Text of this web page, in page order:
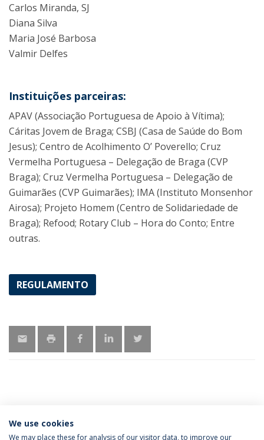
Carlos Miranda, SJ
Diana Silva
Maria José Barbosa
Valmir Delfes
Instituições parceiras:
APAV (Associação Portuguesa de Apoio à Vítima);
Cáritas Jovem de Braga; CSBJ (Casa de Saúde do Bom
Jesus); Centro de Acolhimento O’ Poverello; Cruz
Vermelha Portuguesa – Delegação de Braga (CVP
Braga); Cruz Vermelha Portuguesa – Delegação de
Guimarães (CVP Guimarães); IMA (Instituto Monsenhor
Airosa); Projeto Homem (Centro de Solidariedade de
Braga); Refood; Rotary Club – Hora do Conto; Entre
outras.
REGULAMENTO
ÚLTIMAS NOTÍCIAS
We use cookies
We may place these for analysis of our visitor data, to improve our